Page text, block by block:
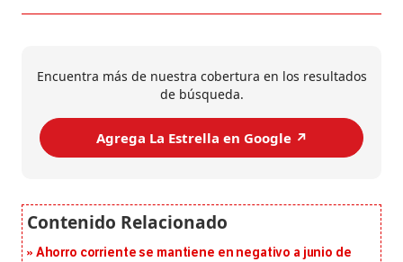
Encuentra más de nuestra cobertura en los resultados
de búsqueda.
Agrega La Estrella en Google ↗️
Ahorro corriente se mantiene en negativo a junio de